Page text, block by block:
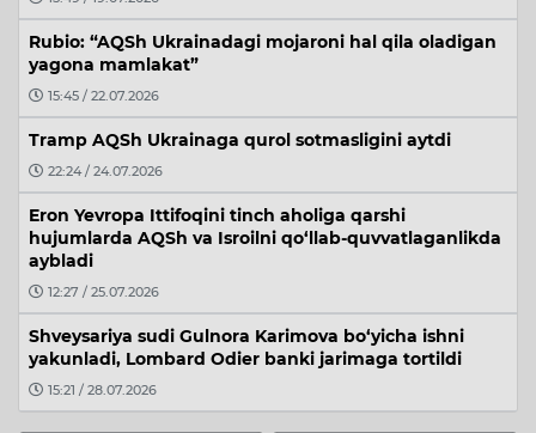
Rubio: “AQSh Ukrainadagi mojaroni hal qila oladigan
yagona mamlakat”
15:45 / 22.07.2026
Tramp AQSh Ukrainaga qurol sotmasligini aytdi
22:24 / 24.07.2026
Eron Yevropa Ittifoqini tinch aholiga qarshi
hujumlarda AQSh va Isroilni qo‘llab-quvvatlaganlikda
aybladi
12:27 / 25.07.2026
Shveysariya sudi Gulnora Karimova bo‘yicha ishni
yakunladi, Lombard Odier banki jarimaga tortildi
15:21 / 28.07.2026